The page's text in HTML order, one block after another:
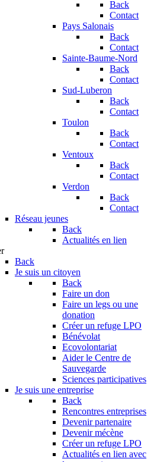
Back
Contact
Pays Salonais
Back
Contact
Sainte-Baume-Nord
Back
Contact
Sud-Luberon
Back
Contact
Toulon
Back
Contact
Ventoux
Back
Contact
Verdon
Back
Contact
Réseau jeunes
Back
Actualités en lien
Back
Je suis un citoyen
Back
Faire un don
Faire un legs ou une
donation
Créer un refuge LPO
Bénévolat
Ecovolontariat
Aider le Centre de
Sauvegarde
Sciences participatives
Je suis une entreprise
Back
Rencontres entreprises
Devenir partenaire
Devenir mécène
Créer un refuge LPO
Actualités en lien avec